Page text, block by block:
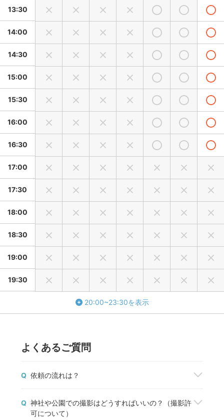
13:30
14:00
14:30
15:00
15:30
16:00
16:30
17:00
17:30
18:00
18:30
19:00
19:30
20:00~23:30を表示
よくあるご質問
Q 依頼の流れは？
ら、「予約する」ボタンから撮影を申込みましょ
う。fotowaから撮影契約成立のメールが届いた
Q 神社や公園での撮影はどうすればいいの？（撮影許
可について）